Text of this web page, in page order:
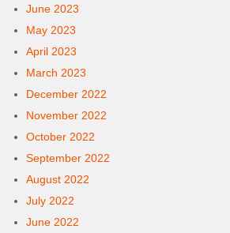
June 2023
May 2023
April 2023
March 2023
December 2022
November 2022
October 2022
September 2022
August 2022
July 2022
June 2022